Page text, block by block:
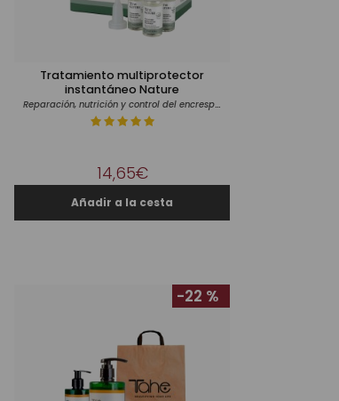
Tratamiento multiprotector
instantáneo Nature
Reparación, nutrición y control del encrespamiento
14,65€
-22 %